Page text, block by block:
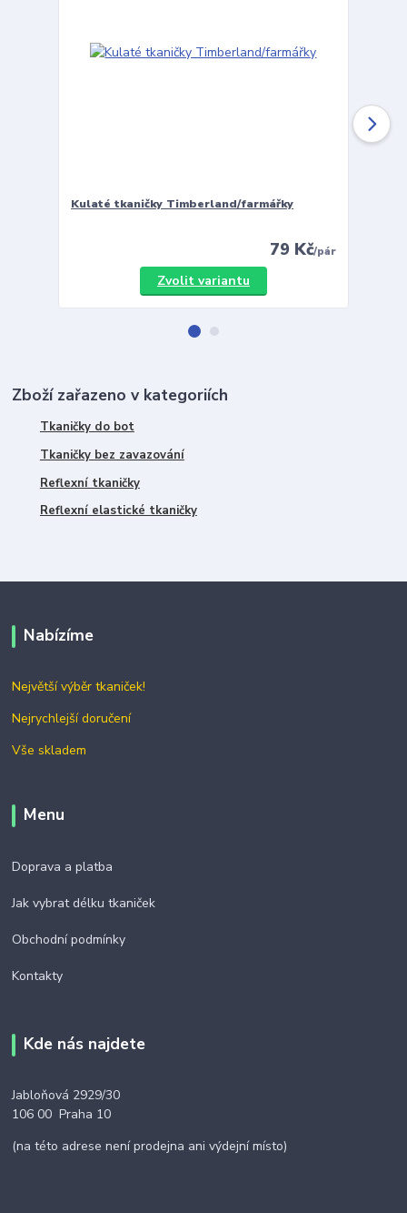
Kulaté tkaničky Timberland/farmářky
79 Kč/pár
Zvolit variantu
Zboží zařazeno v kategoriích
Tkaničky do bot
Tkaničky bez zavazování
Reflexní tkaničky
Reflexní elastické tkaničky
Nabízíme
Největší výběr tkaniček!
Nejrychlejší doručení
Vše skladem
Menu
Doprava a platba
Jak vybrat délku tkaniček
Obchodní podmínky
Kontakty
Kde nás najdete
Jabloňová 2929/30
106 00 Praha 10
(na této adrese není prodejna ani výdejní místo)